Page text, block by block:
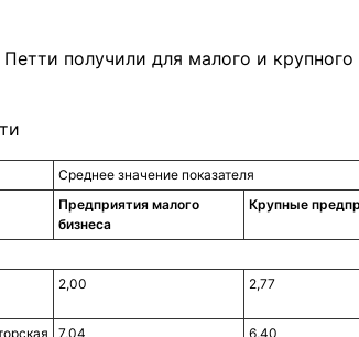
получили для малого и крупного
Среднее значение показателя
Предприятия малого
бизнеса
Крупные
2,00 2,77
7,04 6,40